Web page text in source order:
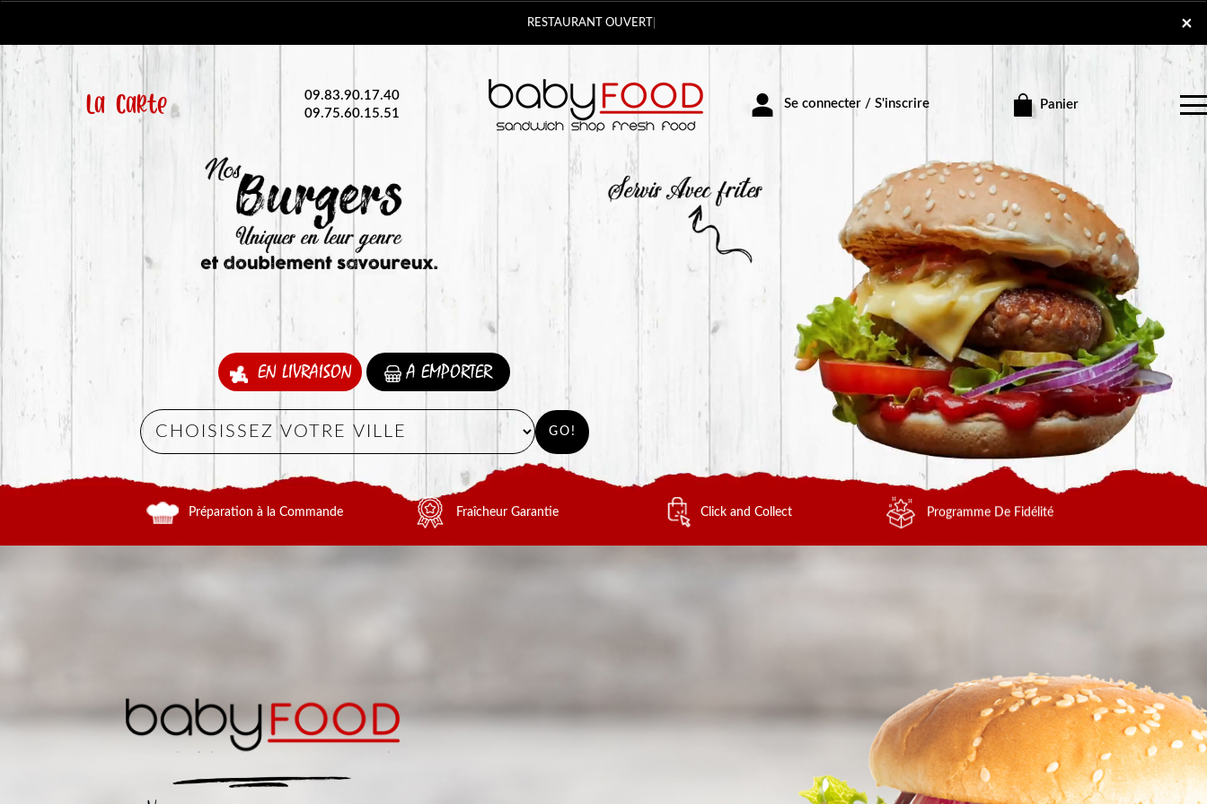
×
Vous pouvez commande
La Carte
09.83.90.17.40
09.75.60.15.51
Se connecter / S'inscrire Panier
×
EN LIVRAISON A EMPORTER
GO!
Préparation à la Commande Fraîcheur Garantie Click and Collect Programme De Fidélité